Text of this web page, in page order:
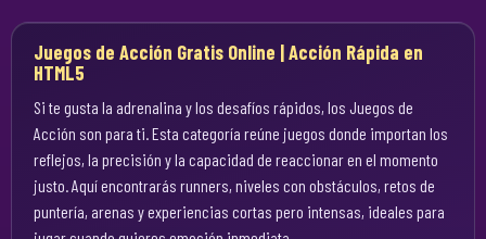
Juegos de Acción Gratis Online | Acción Rápida en
HTML5
Si te gusta la adrenalina y los desafíos rápidos, los Juegos de
Acción son para ti. Esta categoría reúne juegos donde importan los
reflejos, la precisión y la capacidad de reaccionar en el momento
justo. Aquí encontrarás runners, niveles con obstáculos, retos de
puntería, arenas y experiencias cortas pero intensas, ideales para